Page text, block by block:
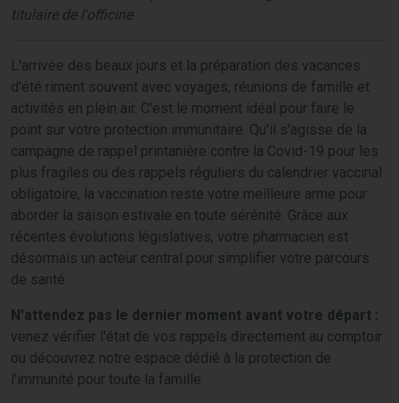
titulaire de l'officine
L'arrivée des beaux jours et la préparation des vacances
d'été riment souvent avec voyages, réunions de famille et
activités en plein air. C'est le moment idéal pour faire le
point sur votre protection immunitaire. Qu'il s'agisse de la
campagne de rappel printanière contre la Covid-19 pour les
plus fragiles ou des rappels réguliers du calendrier vaccinal
obligatoire, la vaccination reste votre meilleure arme pour
aborder la saison estivale en toute sérénité. Grâce aux
récentes évolutions législatives, votre pharmacien est
désormais un acteur central pour simplifier votre parcours
de santé.
N'attendez pas le dernier moment avant votre départ :
venez vérifier l'état de vos rappels directement au comptoir
ou découvrez notre espace dédié à la protection de
l'immunité pour toute la famille.